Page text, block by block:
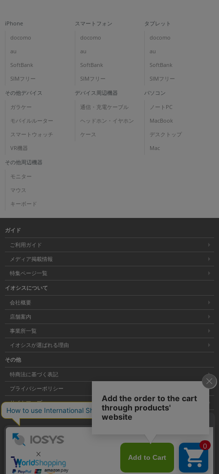
iPhone
docomo
au
SoftBank
SIMフリー
スマートフォン
docomo
au
SoftBank
SIMフリー
タブレット
docomo
au
SoftBank
SIMフリー
その他デバイス
ガラケー
モバイルルーター
スマートウォッチ
VR機器
デバイス周辺機器
通信・充電ケーブル
ヘッドホン・イヤホン
ケース
パソコン
ノートPC
MacBook
デスクトップ
Mac
その他周辺機器
モニター
マウス
キーボード
ガイド
ご利用ガイド
メディア掲載情報
特集ページ一覧
イオシスについて
会社概要
店舗案内
事業所一覧
イオシスが選ばれる理由
その他
特商法に基づく表記
プライバシーポリシー
サイトマップ
大阪府公安委員会発行 古物商許可証 第621121002176号
Copyright © 株式会社イオシス All Rights Reserved.